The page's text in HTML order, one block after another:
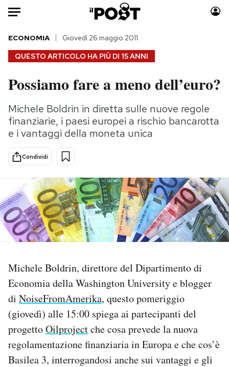
Auto
HOME
Italia
Politica
Tecnologia
Scienza
Economia
Sport
Moda
Consumismi
Storie/Idee
Altrecose
Mondiali calcio 2026
NEWSLETTER
I MIEI PREFERITI
SHOP
QUESTO ARTICOLO HA PIÙ DI 15 ANNI
ECONOMIA Giovedì 26 maggio 2011
Possiamo fare a meno dell’euro?
Michele Boldrin in diretta sulle nuove regole
finanziarie, i paesi europei a rischio bancarotta
e i vantaggi della moneta unica
Condividi
Michele Boldrin, direttore del Dipartimento di
Economia della Washington University e blogger
di NoiseFromAmerika, questo pomeriggio
(giovedì) alle 15:00 spiega ai partecipanti del
progettoOilprojectche cosa prevede la nuova
regolamentazione finanziaria in Europa e che cos’è
Basilea 3, interrogandosi anche sui vantaggi e gli